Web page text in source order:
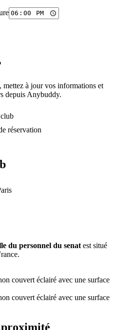
à jour vos informations et
depuis Anybuddy.
réservation
du personnel du senat est situé
couvert éclairé avec une surface
couvert éclairé avec une surface
proximité